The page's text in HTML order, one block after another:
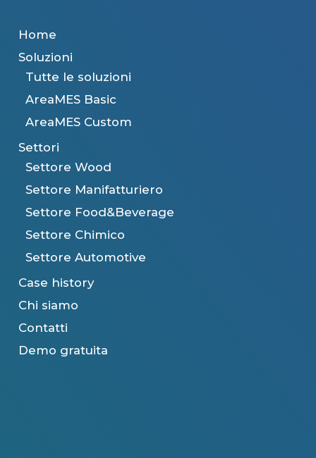
Home
Soluzioni
Tutte le soluzioni
AreaMES Basic
AreaMES Custom
Settori
Settore Wood
Settore Manifatturiero
Settore Food&Beverage
Settore Chimico
Settore Automotive
Case history
Chi siamo
Contatti
Demo gratuita